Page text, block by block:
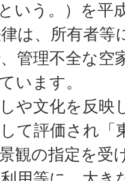
いう。）を平
は、所有者等
管理不全な空
います。
や文化を反映
て評価され「
観の指定を受